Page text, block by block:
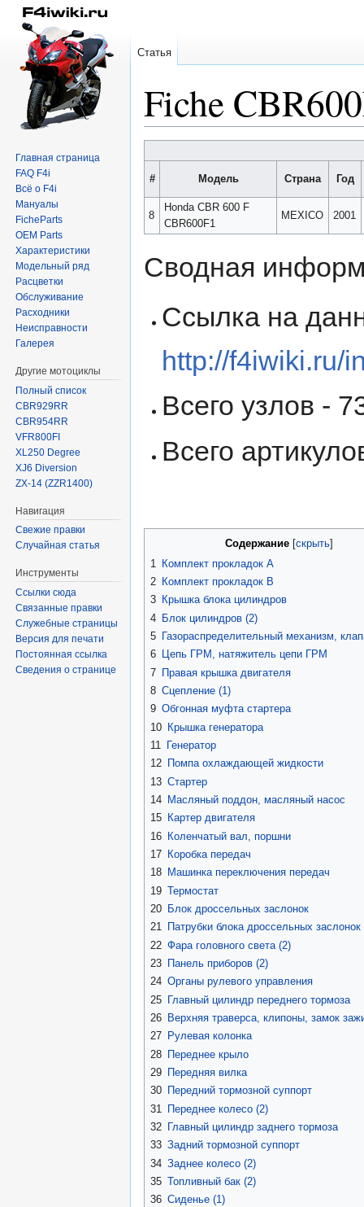
Fiche
навигации
поиску
# Модель Страна Год
8
Honda CBR 600 F
CBR600F1
MEXICO 2001
Сводная
Ссылка на
http://f4iwiki.ru/
Всего узлов -
Всего
Содержание
1
Комплект прокладок A
2 Комплект прокладок B
3 Крышка блока цилиндров
4 Блок цилиндров (2)
5 Газораспределительный механизм,
6 Цепь ГРМ, натяжитель цепи ГРМ
7 Правая крышка двигателя
8 Сцепление (1)
9 Обгонная муфта стартера
10 Крышка генератора
11 Генератор
12 Помпа охлаждающей жидкости
13 Стартер
14 Масляный поддон, масляный насос
15 Картер двигателя
16 Коленчатый вал, поршни
17 Коробка передач
18 Машинка переключения передач
19 Термостат
20 Блок дроссельных заслонок
21 Патрубки блока дроссельных заслонок
22 Фара головного света (2)
23 Панель приборов (2)
24 Органы рулевого управления
25 Главный цилиндр переднего тормоза
26 Верхняя траверса, клипоны, замок
27 Рулевая колонка
28 Переднее крыло
29 Передняя вилка
30 Передний тормозной суппорт
31
Переднее колесо (2)
32 Главный цилиндр заднего тормоза
33 Задний тормозной суппорт
34 Заднее колесо (2)
35 Топливный бак (2)
36 Сиденье (1)
Статья
Главная страница
FAQ F4i
Всё о F4i
Мануалы
FicheParts
OEM Parts
Характеристики
Модельный ряд
Расцветки
Обслуживание
Расходники
Неисправности
Галерея
Другие мотоциклы
Полный список
CBR929RR
CBR954RR
VFR800FI
XL250 Degree
XJ6 Diversion
ZX-14 (ZZR1400)
Навигация
Свежие правки
Случайная статья
Инструменты
Ссылки сюда
Связанные правки
Служебные страницы
Версия для печати
Постоянная ссылка
Сведения о странице